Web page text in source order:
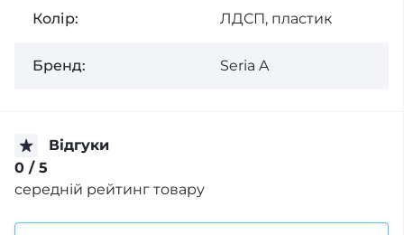
Колір: ЛДСП, пластик
Бренд: Seria A
Відгуки
0 / 5
середній рейтинг товару